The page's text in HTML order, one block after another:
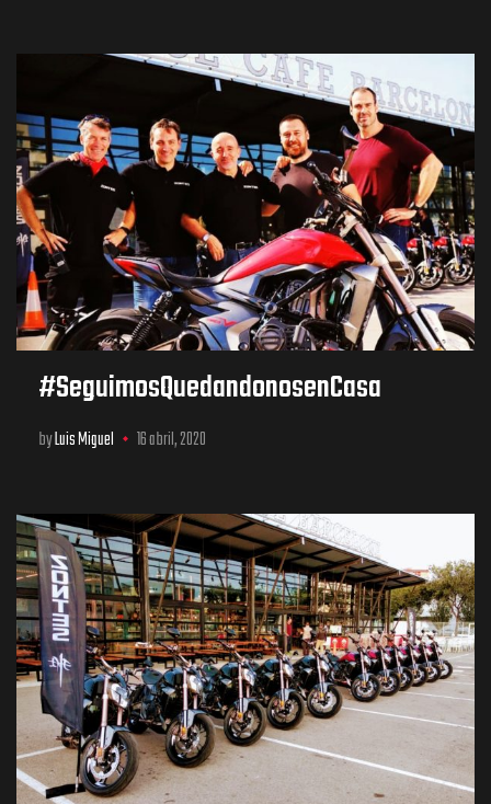
#SeguimosQuedandonosenCasa
byLuis Miguel 16 abril, 2020